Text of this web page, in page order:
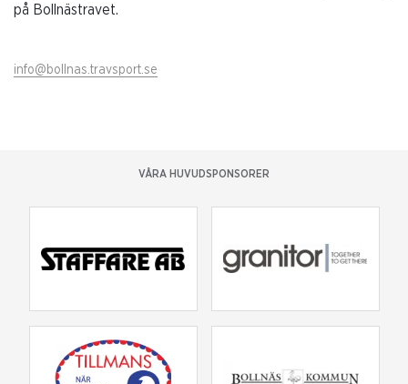
på Bollnästravet.
info@bollnas.travsport.se
VÅRA HUVUDSPONSORER